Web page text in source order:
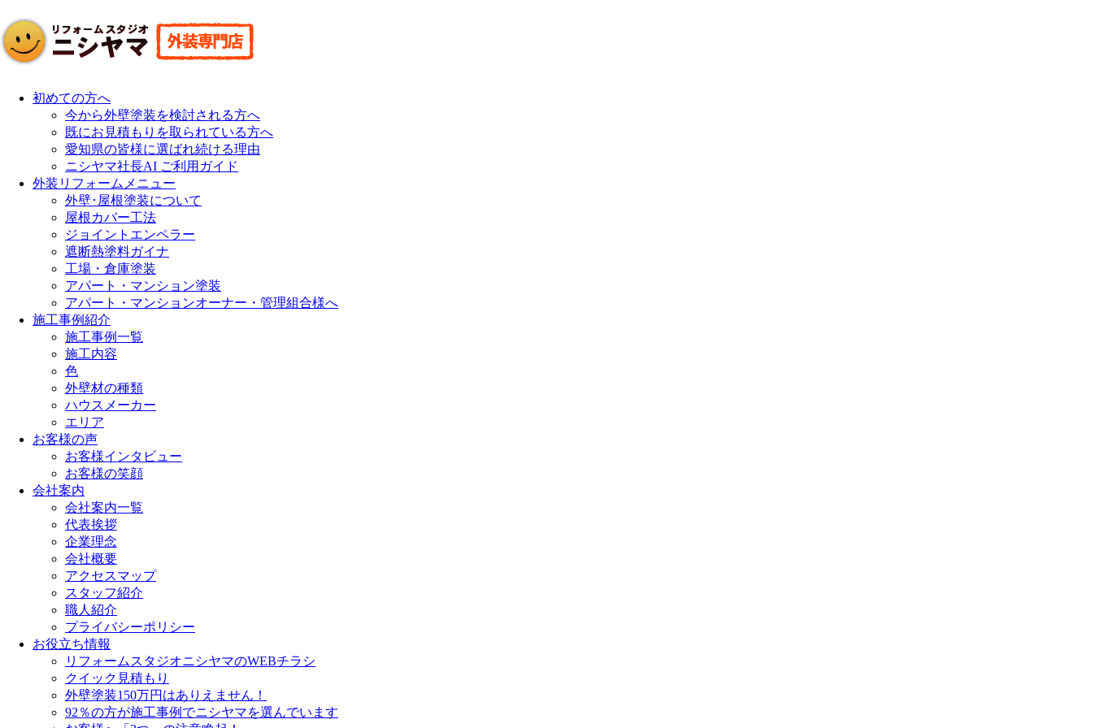
初めての方へ
今から外壁塗装を検討される方へ
既にお見積もりを取られている方へ
愛知県の皆様に選ばれ続ける理由
ニシヤマ社長AI ご利用ガイド
外装リフォームメニュー
外壁･屋根塗装について
屋根カバー工法
ジョイントエンペラー
遮断熱塗料ガイナ
工場・倉庫塗装
アパート・マンション塗装
アパート・マンションオーナー・管理組合様へ
施工事例紹介
施工事例一覧
施工内容
色
外壁材の種類
ハウスメーカー
エリア
お客様の声
お客様インタビュー
お客様の笑顔
会社案内
会社案内一覧
代表挨拶
企業理念
会社概要
アクセスマップ
スタッフ紹介
職人紹介
プライバシーポリシー
お役立ち情報
リフォームスタジオニシヤマのWEBチラシ
クイック見積もり
外壁塗装150万円はありえません！
92％の方が施工事例でニシヤマを選んでいます